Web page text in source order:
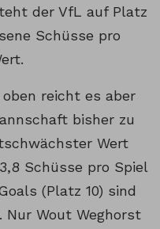
der VfL auf Platz
Schüsse pro
reicht es aber
bisher zu
Wert
Schüsse pro Spiel
(Platz 10) sind
Wout Weghorst